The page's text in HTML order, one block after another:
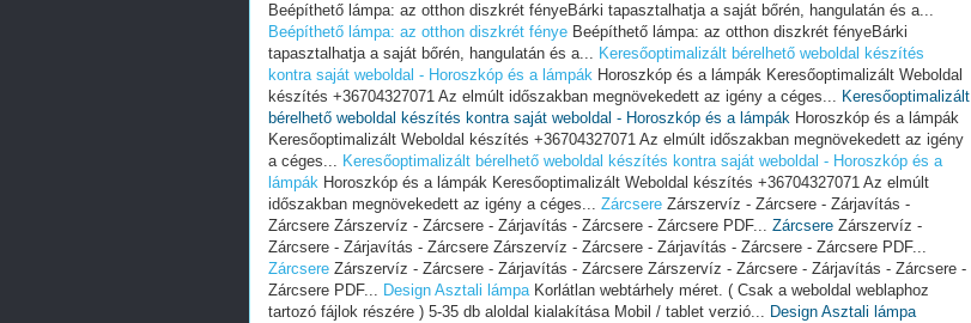
Beépíthető lámpa: az otthon diszkrét fényeBárki tapasztalhatja a saját bőrén, hangulatán és a...
Beépíthető lámpa: az otthon diszkrét fénye Beépíthető lámpa: az otthon diszkrét fényeBárki
tapasztalhatja a saját bőrén, hangulatán és a... Keresőoptimalizált bérelhető weboldal készítés
kontra saját weboldal - Horoszkóp és a lámpák Horoszkóp és a lámpák Keresőoptimalizált Weboldal
készítés +36704327071 Az elmúlt időszakban megnövekedett az igény a céges... Keresőoptimalizált
bérelhető weboldal készítés kontra saját weboldal - Horoszkóp és a lámpák Horoszkóp és a lámpák
Keresőoptimalizált Weboldal készítés +36704327071 Az elmúlt időszakban megnövekedett az igény
a céges... Keresőoptimalizált bérelhető weboldal készítés kontra saját weboldal - Horoszkóp és a
lámpák Horoszkóp és a lámpák Keresőoptimalizált Weboldal készítés +36704327071 Az elmúlt
időszakban megnövekedett az igény a céges... Zárcsere Zárszervíz - Zárcsere - Zárjavítás -
Zárcsere Zárszervíz - Zárcsere - Zárjavítás - Zárcsere - Zárcsere PDF... Zárcsere Zárszervíz -
Zárcsere - Zárjavítás - Zárcsere Zárszervíz - Zárcsere - Zárjavítás - Zárcsere - Zárcsere PDF...
Zárcsere Zárszervíz - Zárcsere - Zárjavítás - Zárcsere Zárszervíz - Zárcsere - Zárjavítás - Zárcsere -
Zárcsere PDF... Design Asztali lámpaKorlátlan webtárhely méret. ( Csak a weboldal weblaphoz
tartozó fájlok részére ) 5-35 db aloldal kialakítása Mobil / tablet verzió... Design Asztali lámpa